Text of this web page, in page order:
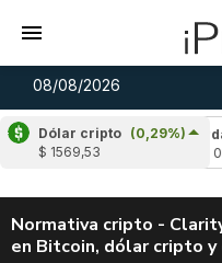
08/08/2026
Dólar cripto (0,29%)
$ 1569,53
Cardano
u$s 0,20
Normativa cripto -
en Bitcoin, dólar cripto y